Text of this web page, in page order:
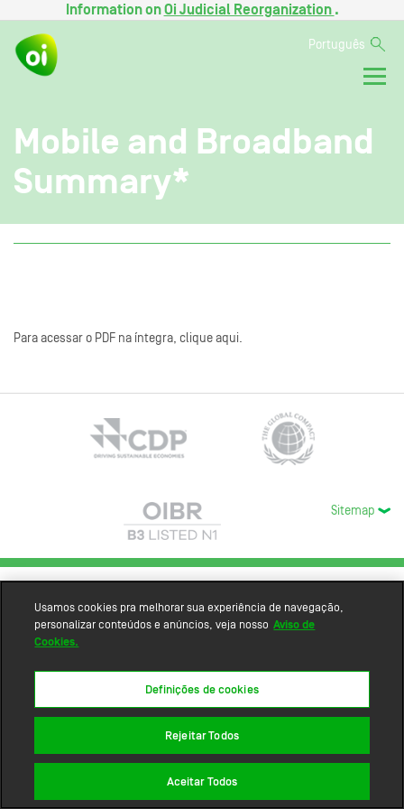
Information onOi Judicial Reorganization .
Português
Mobile and Broadband
Summary*
Para acessar o PDF na íntegra, clique aqui.
Sitemap
Usamos cookies pra melhorar sua experiência de navegação,
personalizar conteúdos e anúncios, veja nosso Aviso de
Cookies.
Definições de cookies
Rejeitar Todos
Aceitar Todos